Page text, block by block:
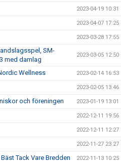
2023-04-19 10:31
2023-04-07 17:25
2023-03-28 17:55
SM-
med damlag
2023-03-05 12:50
Wellness 2023-02-14 16:53
2023-02-05 13:46
och föreningen 2023-01-19 13:01
2022-12-11 19:56
2022-12-11 12:27
2022-11-27 23:27
Tack Vare Bredden 2022-11-13 10:25